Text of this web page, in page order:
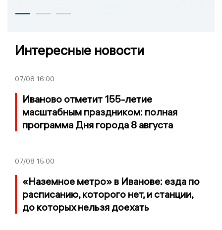
Интересные новости
07/08 16:00
Иваново отметит 155-летие
масштабным праздником: полная
программа Дня города 8 августа
07/08 15:00
«Наземное метро» в Иванове: езда по
расписанию, которого нет, и станции,
до которых нельзя доехать